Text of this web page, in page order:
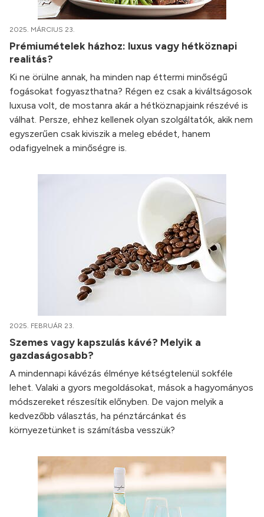
2025. MÁRCIUS 23.
Prémiumételek házhoz: luxus vagy hétköznapi
realitás?
Ki ne örülne annak, ha minden nap éttermi minőségű
fogásokat fogyaszthatna? Régen ez csak a kiváltságosok
luxusa volt, de mostanra akár a hétköznapjaink részévé is
válhat. Persze, ehhez kellenek olyan szolgáltatók, akik nem
egyszerűen csak kiviszik a meleg ebédet, hanem
odafigyelnek a minőségre is.
2025. FEBRUÁR 23.
Szemes vagy kapszulás kávé? Melyik a
gazdaságosabb?
A mindennapi kávézás élménye kétségtelenül sokféle
lehet. Valaki a gyors megoldásokat, mások a hagyományos
módszereket részesítik előnyben. De vajon melyik a
kedvezőbb választás, ha pénztárcánkat és
környezetünket is számításba vesszük?